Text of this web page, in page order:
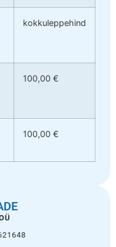
kokkuleppehind
100,00 €
100,00 €